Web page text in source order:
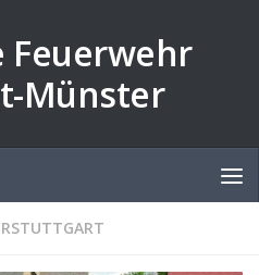
Feuerwehr
Münster